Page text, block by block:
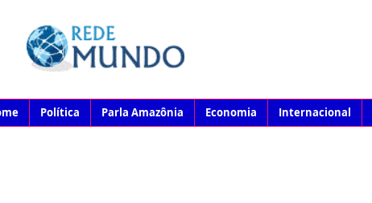
Política Parla Amazônia Economia Internacional